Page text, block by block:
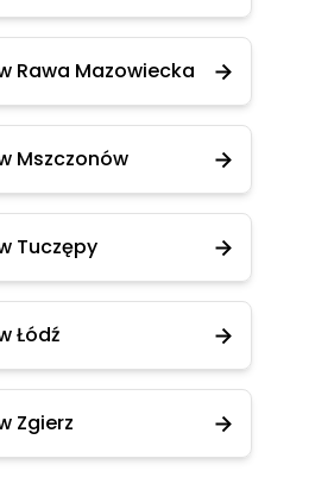
Rawa Mazowiecka
Mszczonów
Tuczępy
Łódź
Zgierz